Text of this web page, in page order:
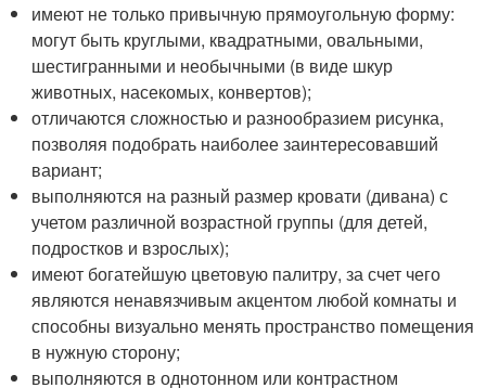
имеют не только привычную прямоугольную форму:
могут быть круглыми, квадратными, овальными,
шестигранными и необычными (в виде шкур
животных, насекомых, конвертов);
отличаются сложностью и разнообразием рисунка,
позволяя подобрать наиболее заинтересовавший
вариант;
выполняются на разный размер кровати (дивана) с
учетом различной возрастной группы (для детей,
подростков и взрослых);
имеют богатейшую цветовую палитру, за счет чего
являются ненавязчивым акцентом любой комнаты и
способны визуально менять пространство помещения
в нужную сторону;
выполняются в однотонном или контрастном